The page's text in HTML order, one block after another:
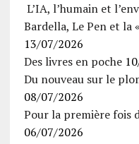
L’IA, l’humain et
Bardella, Le Pen et la
13/07/2026
Des livres en poche
Du nouveau sur le
08/07/2026
Pour la première fois
06/07/2026